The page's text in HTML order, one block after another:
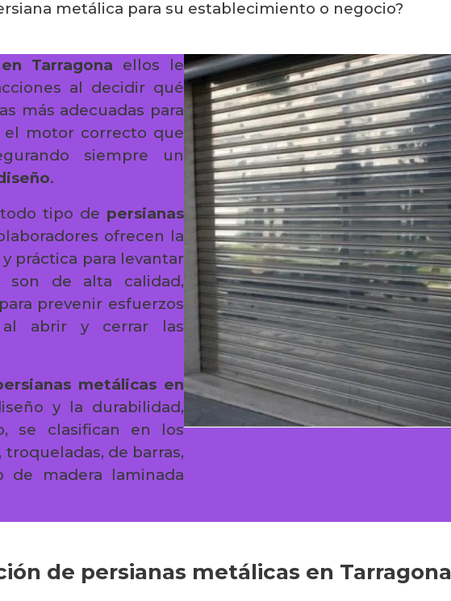
metálica para su establecimiento o negocio?
Tarragona ellos le
al decidir qué
más adecuadas para
el motor correcto que
siempre un
.
tipo de persianas
ofrecen la
práctica para levantar
son de alta calidad,
prevenir esfuerzos
al abrir y cerrar las
metálicas en
y la durabilidad,
se clasifican en los
de barras,
de madera laminada
de persianas metálicas en Tarragona